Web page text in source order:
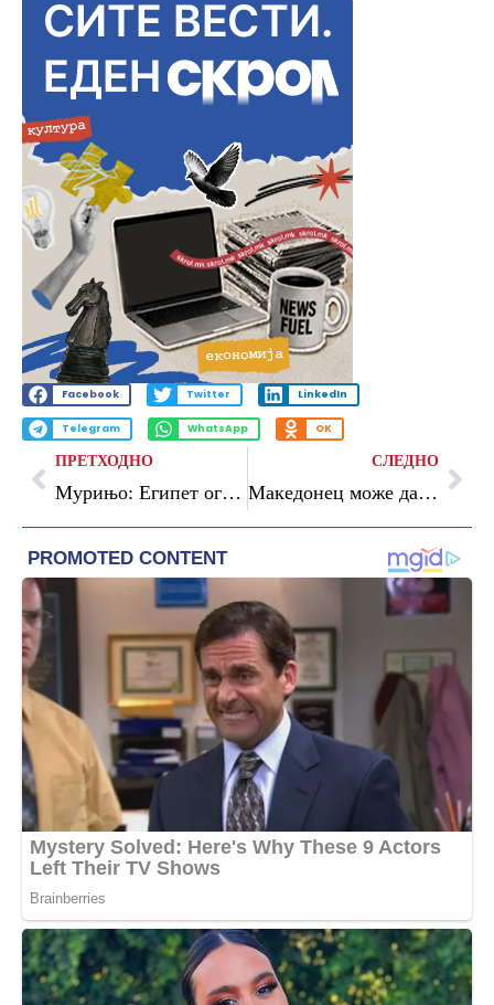
Facebook Twitter LinkedIn
Telegram WhatsApp OK
ПРЕТХОДНО
Мурињо: Египет ограбен сред бел ден
СЛЕДНО
Македонец може да го реши победникот на Вимблдон